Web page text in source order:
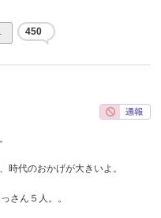
450
時代のおかげが大きいよ。
さん５人。。